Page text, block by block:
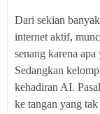
Dari sekian
internet aktif,
senang karena
Sedangkan
kehadiran AI.
ke tangan yang